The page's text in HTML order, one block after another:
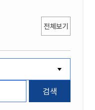
전체보기
검색